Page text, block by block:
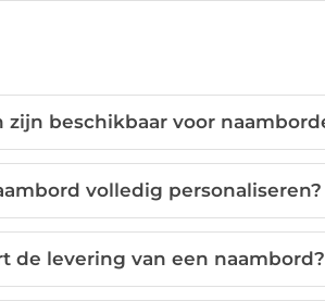
zijn beschikbaar voor
volledig personaliseren?
de levering van een naambord?